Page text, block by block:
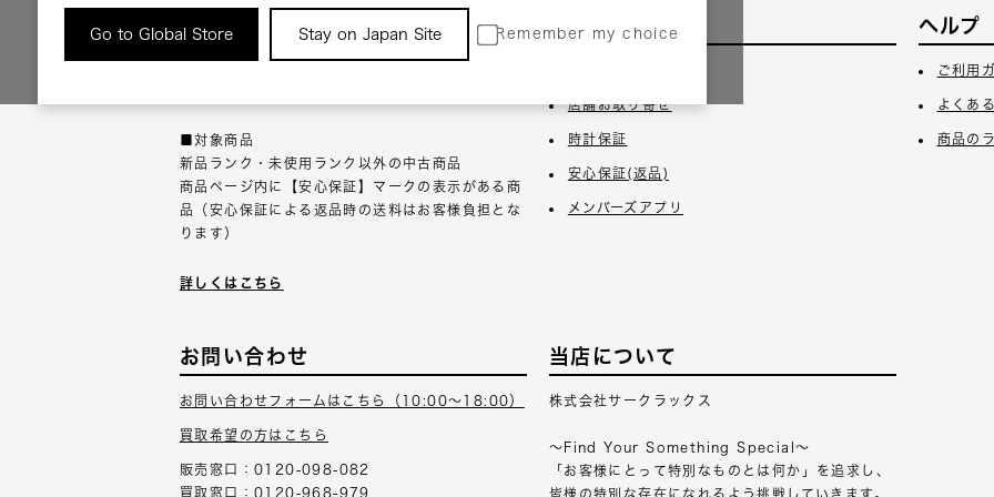
Go to Global Store Stay on Japan Site Remember my choice
返品について
■対象商品
新品ランク・未使用ランク以外の中古商品
商品ページ内に【安心保証】マークの表示がある商
品（安心保証による返品時の送料はお客様負担とな
ります）
詳しくはこちら
サービス
店舗お取り寄せ
時計保証
安心保証(返品)
メンバーズアプリ
ヘルプ
ご利用
よくあ
商品の
お問い合わせ
お問い合わせフォームはこちら（10:00～18:00）
買取希望の方はこちら
販売窓口：0120-098-082
買取窓口：0120-968-979
当店について
株式会社サークラックス
～Find Your Something Special～
「お客様にとって特別なものとは何か」を追求し、
皆様の特別な存在になれるよう挑戦していきます。